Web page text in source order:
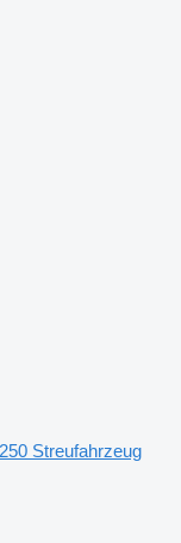
Streufahrzeug